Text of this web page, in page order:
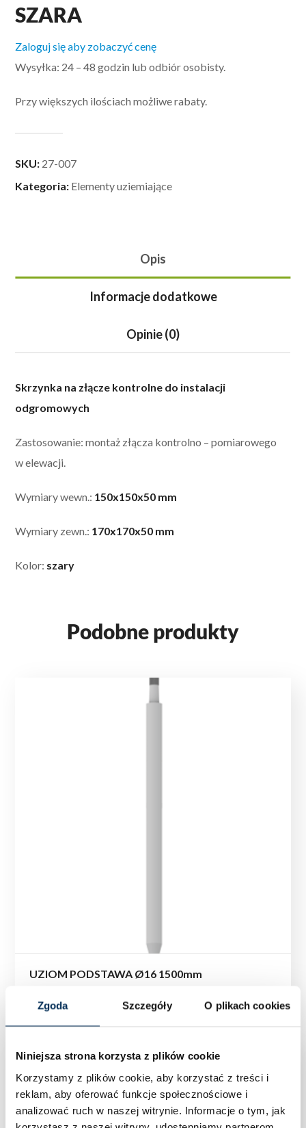
Zgoda Szczegóły O plikach cookies
Niniejsza strona korzysta z plików cookie
Korzystamy z plików cookie, aby korzystać z treści i
reklam, aby oferować funkcje społecznościowe i
analizować ruch w naszej witrynie. Informacje o tym, jak
SZARA
Zaloguj się aby zobaczyć cenę
Wysyłka: 24 – 48 godzin lub odbiór osobisty.
Przy większych ilościach możliwe rabaty.
SKU: 27-007
Kategoria: Elementy uziemiające
Opis
Informacje dodatkowe
Opinie (0)
Skrzynka na złącze kontrolne do instalacji
odgromowych
Zastosowanie: montaż złącza kontrolno – pomiarowego
w elewacji.
Wymiary wewn.: 150x150x50 mm
Wymiary zewn.: 170x170x50 mm
Kolor: szary
Podobne produkty
UZIOM PODSTAWA Ø16 1500mm